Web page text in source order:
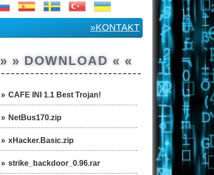
»KONTAKT
» » DOWNLOAD « «
CAFE INI 1.1 Best Trojan!
NetBus170.zip
xHacker.Basic.zip
strike_backdoor_0.96.rar